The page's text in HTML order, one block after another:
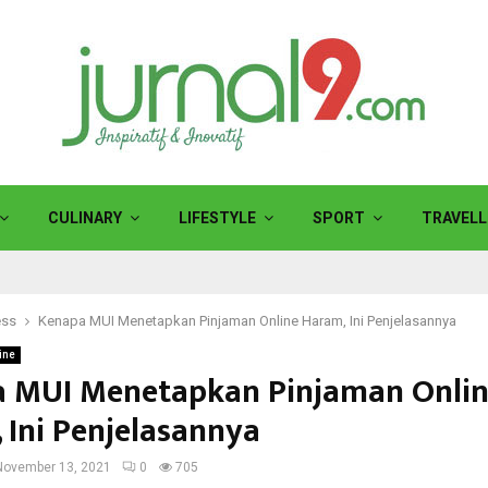
CULINARY LIFESTYLE SPORT
Kenapa MUI Menetapkan Pinjaman Online Haram, Ini Penjelasannya
MUI Menetapkan Pinjaman
Penjelasannya
13, 2021 0 705